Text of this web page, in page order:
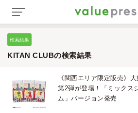
検索結果
KITAN CLUBの検索結果
《関西エリア限定販売》
第2弾が登場！「ミックス
ム」バージョン発売